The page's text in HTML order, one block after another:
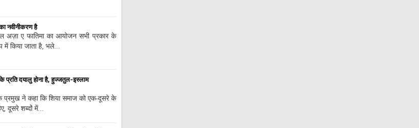
नवीनीकरण है
ए फातिमा का आयोजन सभी प्रकार के
में किया जाता है, भले…
प्रति दयालु होना है, हुज्जतुल-इस्लाम
ने कहा कि शिया समाज को एक-दूसरे के
दूसरे शब्दों में…